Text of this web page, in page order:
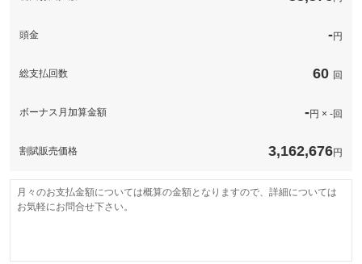
頭金 -円
総支払回数 60 回
ボーナス月加算金額 -円 × -回
割賦販売価格 3,162,676円
月々のお支払金額については概算の金額となりますので、詳細については
お気軽にお問合せ下さい。